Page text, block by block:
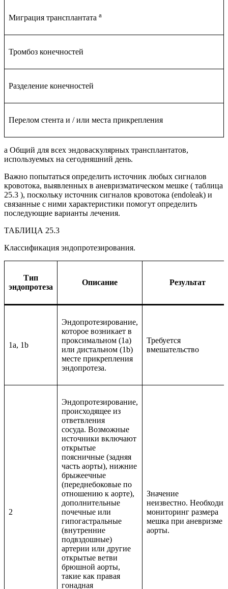
Миграция трансплантата a
Тромбоз конечностей
Разделение конечностей
Перелом стента и / или места прикрепления
a Общий для всех эндоваскулярных трансплантатов,
используемых на сегодняшний день.
Важно попытаться определить источник любых сигналов
кровотока, выявленных в аневризматическом мешке ( таблица
25.3 ), поскольку источник сигналов кровотока (endoleak) и
связанные с ними характеристики помогут определить
последующие варианты лечения.
ТАБЛИЦА 25.3
Классификация эндопротезирования.
Тип
эндопротеза
Описание Результат
1a, 1b
Эндопротезирование,
которое возникает в
проксимальном (1a)
или дистальном (1b)
месте прикрепления
эндопротеза.
Требуется
вмешательство
2
Эндопротезирование,
происходящее из
ответвления
сосуда. Возможные
источники включают
открытые
поясничные (задняя
часть аорты), нижние
брыжеечные
(переднебоковые по
отношению к аорте),
дополнительные
почечные или
гипогастральные
(внутренние
подвздошные)
артерии или другие
открытые ветви
брюшной аорты,
такие как правая
гонадная
Значение
неизвестно. Необходим
мониторинг размера
мешка при аневризме
аорты.